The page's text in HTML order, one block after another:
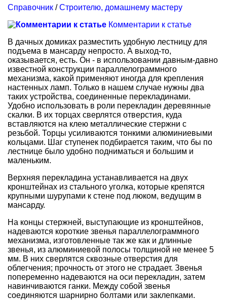
Справочник /Строителю, домашнему мастеру
Комментарии к статье
В дачных домиках разместить удобную лестницу для
подъема в мансарду непросто. А выход-то,
оказывается, есть. Он - в использовании давным-давно
известной конструкции параллелограммного
механизма, какой применяют иногда для крепления
настенных ламп. Только в нашем случае нужны два
таких устройства, соединенные перекладинами.
Удобно использовать в роли перекладин деревянные
скалки. В их торцах сверлятся отверстия, куда
вставляются на клею металлические стержни с
резьбой. Торцы усиливаются тонкими алюминиевыми
кольцами. Шаг ступенек подбирается таким, что бы по
лестнице было удобно подниматься и большим и
маленьким.
Верхняя перекладина устанавливается на двух
кронштейнах из стального уголка, которые крепятся
крупными шурупами к стене под люком, ведущим в
мансарду.
На концы стержней, выступающие из кронштейнов,
надеваются короткие звенья параллелограммного
механизма, изготовленные так же как и длинные
звенья, из алюминиевой полосы толщиной не менее 5
мм. В них сверлятся сквозные отверстия для
облегчения; прочность от этого не страдает. Звенья
попеременно надеваются на оси перекладин, затем
навинчиваются ганки. Между собой звенья
соединяются шарнирно болтами или заклепками.